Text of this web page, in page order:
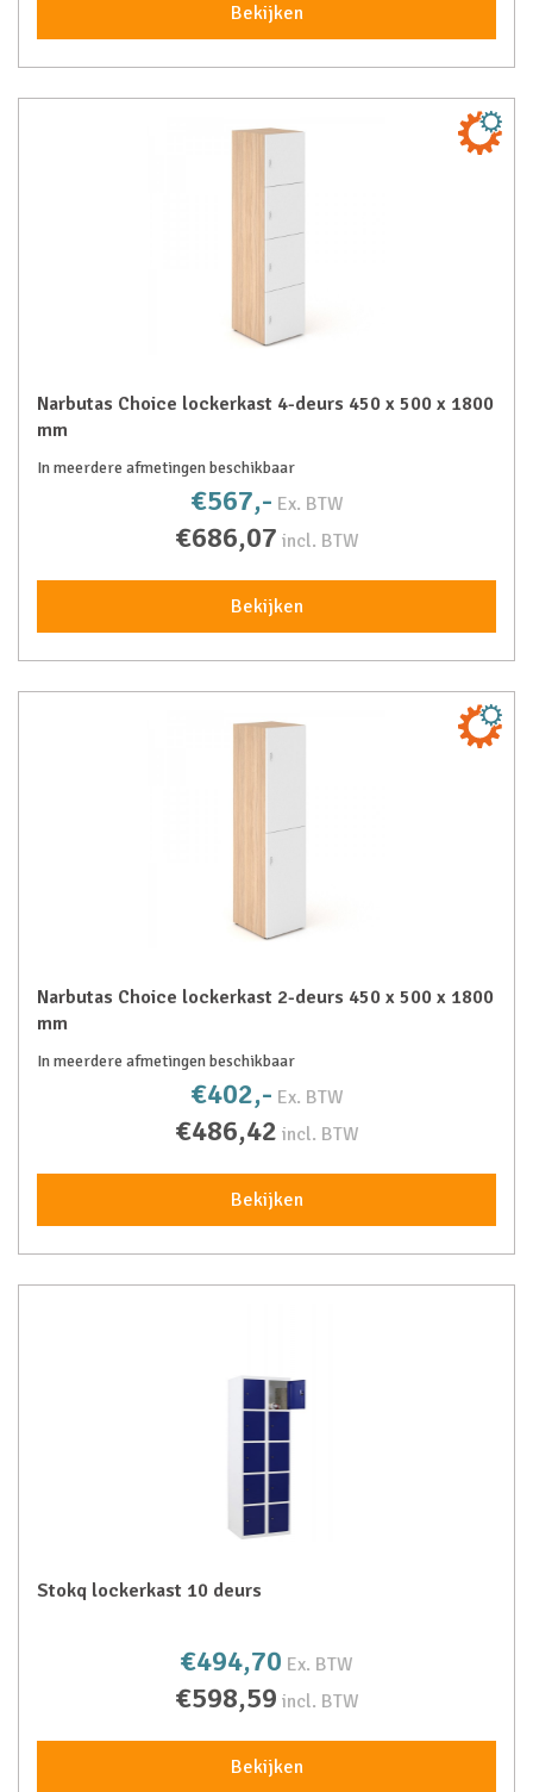
Bekijken
Narbutas Choice lockerkast 4-deurs 450 x 500 x 1800
mm
In meerdere afmetingen beschikbaar
€567,- Ex. BTW
€686,07 incl. BTW
Bekijken
Narbutas Choice lockerkast 2-deurs 450 x 500 x 1800
mm
In meerdere afmetingen beschikbaar
€402,- Ex. BTW
€486,42 incl. BTW
Bekijken
Stokq lockerkast 10 deurs
€494,70 Ex. BTW
€598,59 incl. BTW
Bekijken